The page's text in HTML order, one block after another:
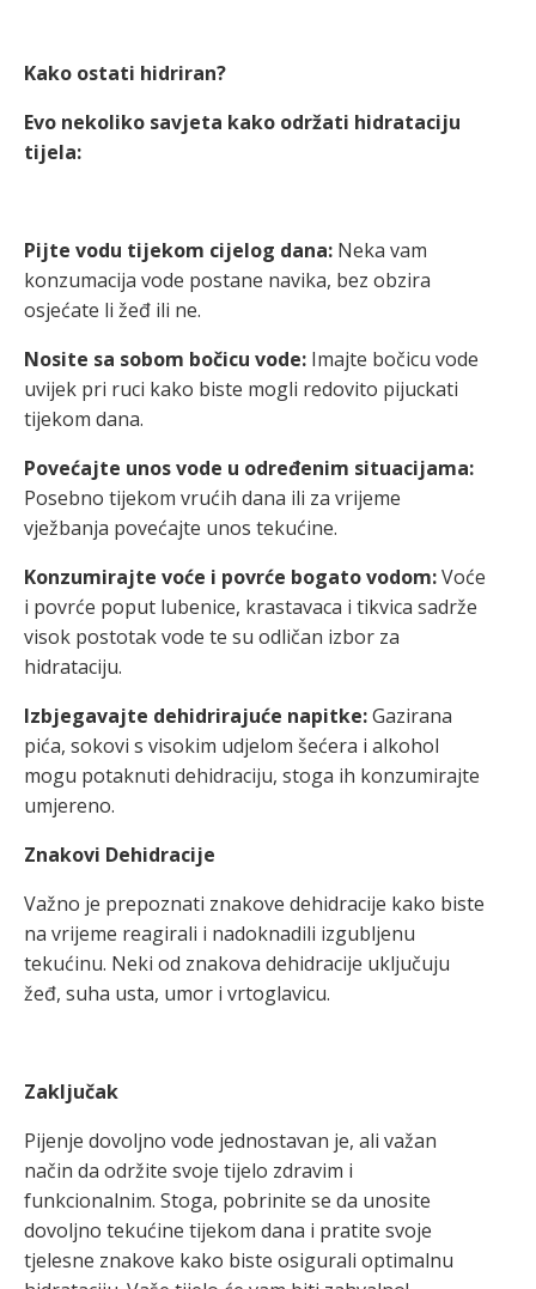
Kako ostati hidriran?
Evo nekoliko savjeta kako održati hidrataciju
tijela:
Pijte vodu tijekom cijelog dana: Neka vam
konzumacija vode postane navika, bez obzira
osjećate li žeđ ili ne.
Nosite sa sobom bočicu vode: Imajte bočicu vode
uvijek pri ruci kako biste mogli redovito pijuckati
tijekom dana.
Povećajte unos vode u određenim situacijama:
Posebno tijekom vrućih dana ili za vrijeme
vježbanja povećajte unos tekućine.
Konzumirajte voće i povrće bogato vodom:Voće
i povrće poput lubenice, krastavaca i tikvica sadrže
visok postotak vode te su odličan izbor za
hidrataciju.
Izbjegavajte dehidrirajuće napitke:Gazirana
pića, sokovi s visokim udjelom šećera i alkohol
mogu potaknuti dehidraciju, stoga ih konzumirajte
umjereno.
Znakovi Dehidracije
Važno je prepoznati znakove dehidracije kako biste
na vrijeme reagirali i nadoknadili izgubljenu
tekućinu. Neki od znakova dehidracije uključuju
žeđ, suha usta, umor i vrtoglavicu.
Zaključak
Pijenje dovoljno vode jednostavan je, ali važan
način da održite svoje tijelo zdravim i
funkcionalnim. Stoga, pobrinite se da unosite
dovoljno tekućine tijekom dana i pratite svoje
tjelesne znakove kako biste osigurali optimalnu